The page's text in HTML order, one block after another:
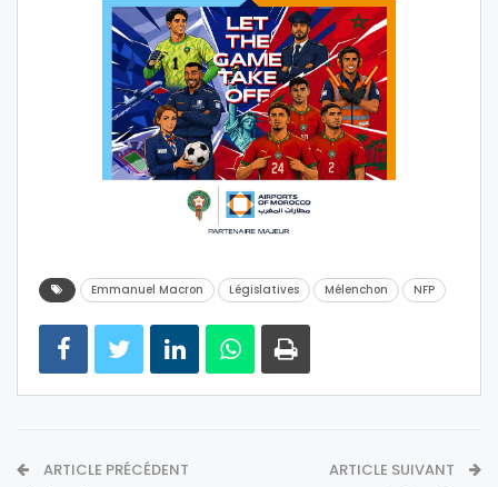
Emmanuel Macron Législatives Mélenchon NFP
ARTICLE PRÉCÉDENT ARTICLE SUIVANT